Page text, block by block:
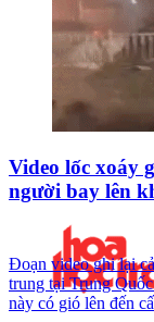
Video lốc xoáy
người bay lên
Đoạn video ghi lại
trung tại Trung
này có gió lên đến